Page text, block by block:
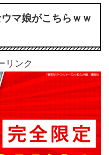
マ娘がこちらｗｗ
リンク